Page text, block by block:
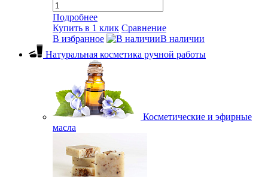
Подробнее
Купить в 1 клик Сравнение
В избранное
В наличии
Натуральная косметика ручной работы
Косметические и эфирные
масла